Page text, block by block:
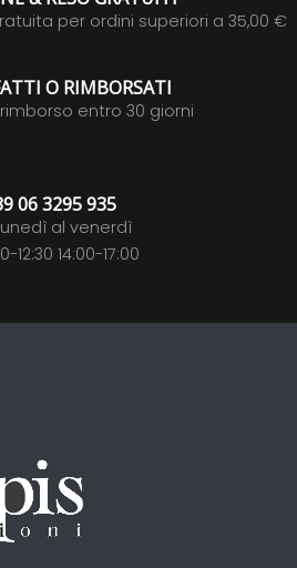
per ordini superiori a 35,00 €
O RIMBORSATI
entro 30 giorni
06 3295 935
al venerdì
12:30 14:00-17:00